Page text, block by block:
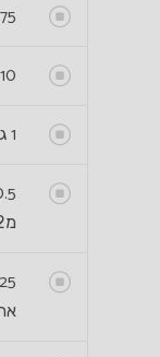
10
1
מ2 לימונים)